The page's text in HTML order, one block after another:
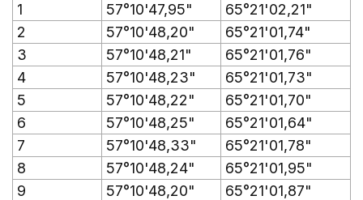
1
57°10'47,95"
65°21'02,21"
2
57°10'48,20"
65°21'01,74"
3
57°10'48,21"
65°21'01,76"
4
57°10'48,23"
65°21'01,73"
5
57°10'48,22"
65°21'01,70"
6
57°10'48,25"
65°21'01,64"
7
57°10'48,33"
65°21'01,78"
8
57°10'48,24"
65°21'01,95"
9
57°10'48,20"
65°21'01,87"